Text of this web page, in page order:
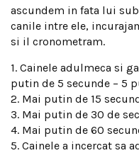
ascundem in fata lui
canile intre ele,
si il cronometram.
1. Cainele adulmeca si
putin de 5 secunde – 5
2. Mai putin de 15
3. Mai putin de 30 de
4. Mai putin de 60
5. Cainele a incercat sa